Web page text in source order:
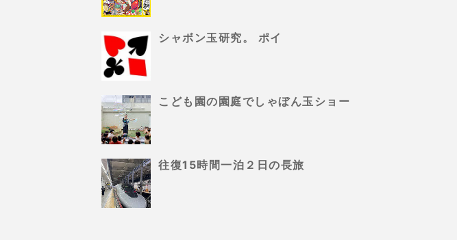
シャボン玉研究。 ポイ
こども園の園庭でしゃぼん玉ショー
往復15時間一泊２日の長旅